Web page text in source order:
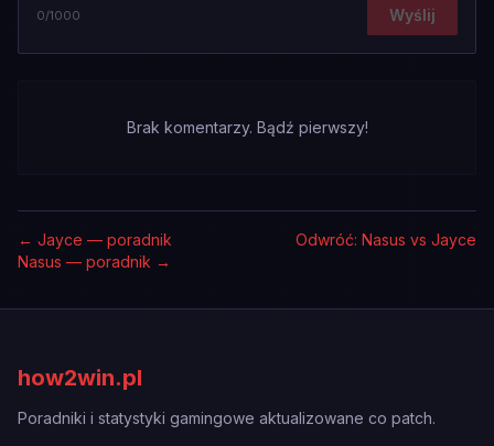
0/1000 Wyślij
Brak komentarzy. Bądź pierwszy!
← Jayce — poradnik
Odwróć: Nasus vs Jayce
Nasus — poradnik →
how2win.pl
Poradniki i statystyki gamingowe aktualizowane co patch.